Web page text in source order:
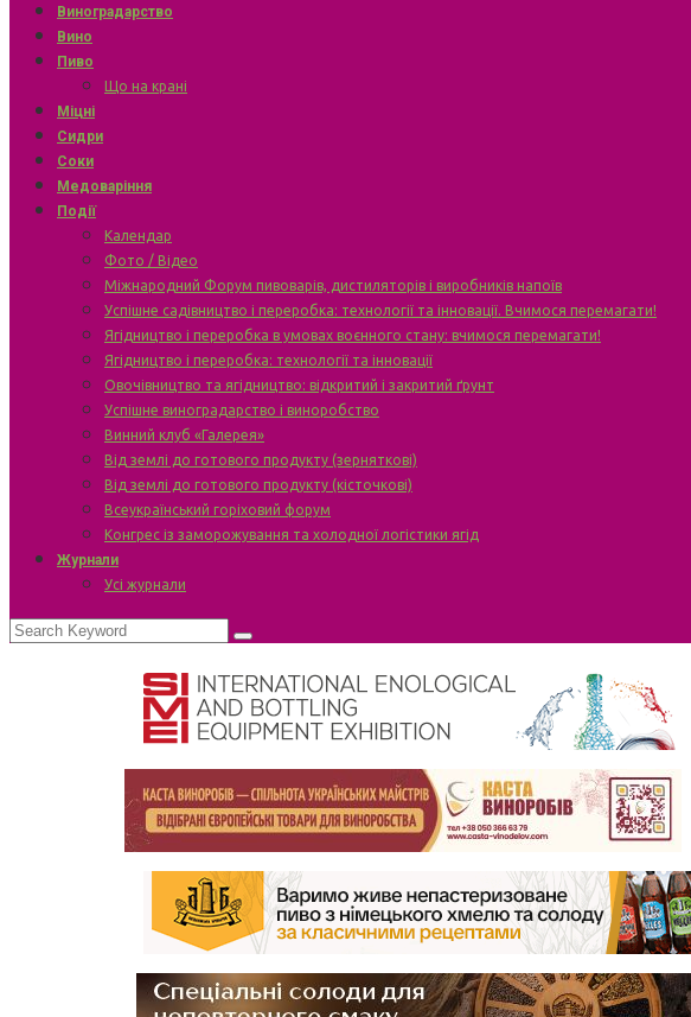
Виноградарство
Вино
Пиво
Що на крані
Міцні
Сидри
Соки
Медоваріння
Події
Календар
Фото / Відео
Міжнародний Форум пивоварів, дистиляторів і виробників напоїв
Успішне садівництво і переробка: технології та інновації. Вчимося перемагати!
Ягідництво і переробка в умовах воєнного стану: вчимося перемагати!
Ягідництво і переробка: технології та інновації
Овочівництво та ягідництво: відкритий і закритий ґрунт
Успішне виноградарство і виноробство
Винний клуб «Галерея»
Від землі до готового продукту (зерняткові)
Від землі до готового продукту (кісточкові)
Всеукраїнський горіховий форум
Конгрес із заморожування та холодної логістики ягід
Журнали
Усі журнали